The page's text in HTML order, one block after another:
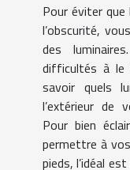
Pour éviter
l’obscurité,
des
difficultés à le
savoir quels
l’extérieur de
Pour bien
permettre à
pieds, l’idéal